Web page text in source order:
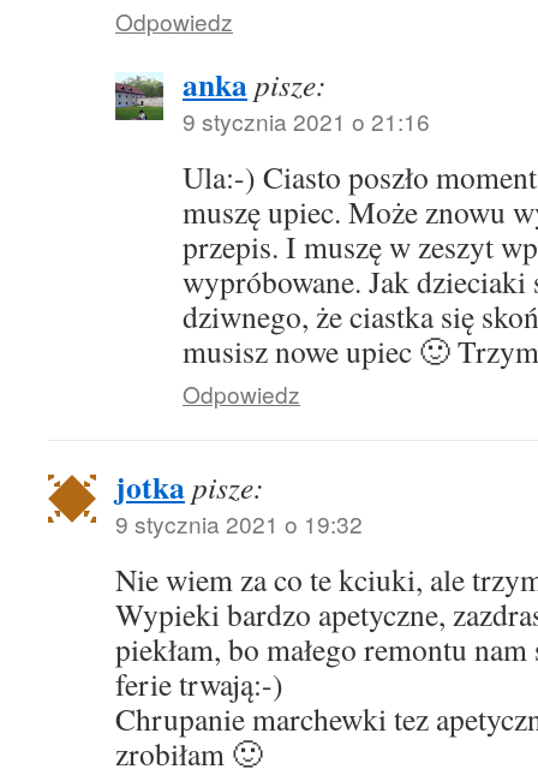
Odpowiedz
ankapisze:
9 stycznia 2021 o 21:16
Ula:-) Ciasto poszło
muszę upiec. Może znowu
przepis. I muszę w zeszyt
wypróbowane. Jak dzieciaki
dziwnego, że ciastka się
musisz nowe upiec 🙂
Odpowiedz
jotkapisze:
9 stycznia 2021 o 19:32
Nie wiem za co te kciuki, ale
Wypieki bardzo apetyczne,
piekłam, bo małego remontu
ferie trwają:-)
Chrupanie marchewki tez
zrobiłam 🙂